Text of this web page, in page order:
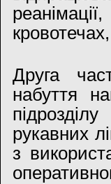
Друга
набуття
рукавних
з